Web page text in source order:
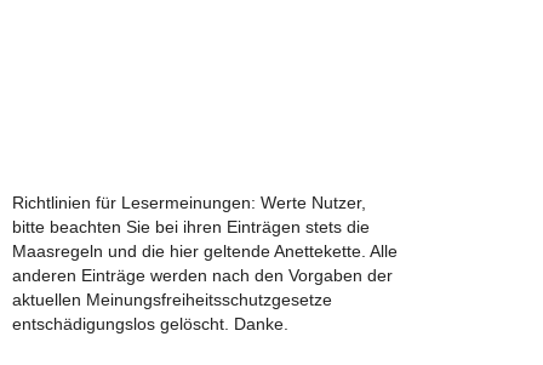
Richtlinien für Lesermeinungen: Werte Nutzer,
bitte beachten Sie bei ihren Einträgen stets die
Maasregeln und die hier geltende Anettekette. Alle
anderen Einträge werden nach den Vorgaben der
aktuellen Meinungsfreiheitsschutzgesetze
entschädigungslos gelöscht. Danke.